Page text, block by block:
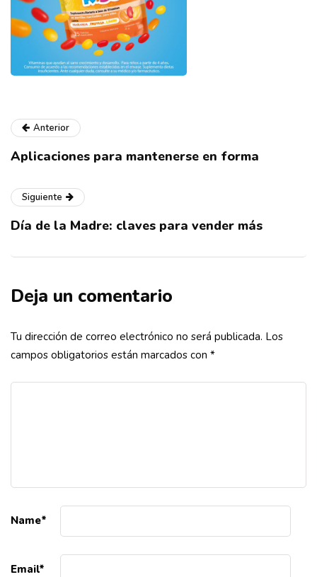
Anterior
Aplicaciones para mantenerse en forma
Siguiente
Día de la Madre: claves para vender más
Deja un comentario
Tu dirección de correo electrónico no será publicada. Los
campos obligatorios están marcados con *
Name*
Email*